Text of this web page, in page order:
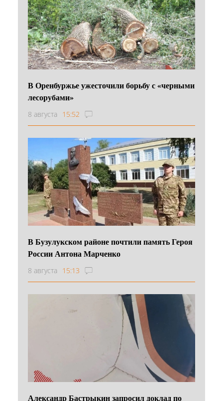
В Оренбуржье ужесточили борьбу с «черными
лесорубами»
8 августа 15:52
В Бузулукском районе почтили память Героя
России Антона Марченко
8 августа 15:13
Александр Бастрыкин запросил доклад по